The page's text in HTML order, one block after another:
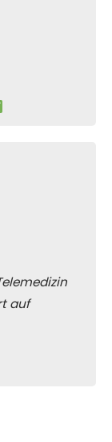
auf